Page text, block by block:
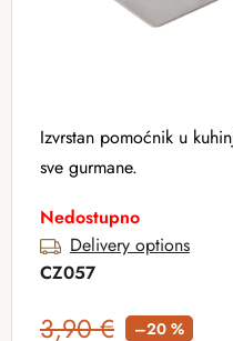
Izvrstan pomoćnik u
sve gurmane.
Nedostupno
Delivery options
CZ057
3,90 € –20 %